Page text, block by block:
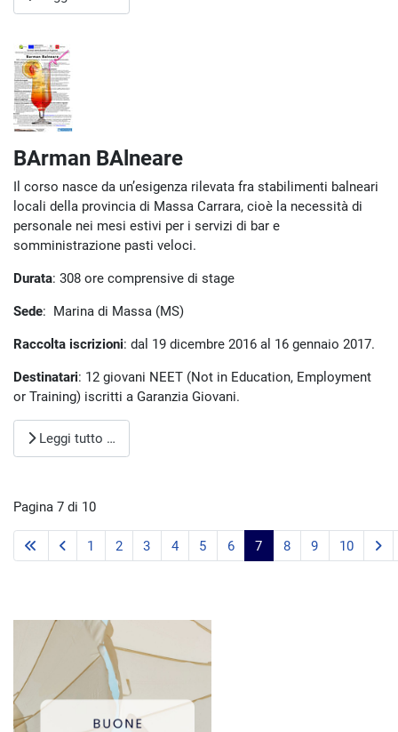
BArman BAlneare
Il corso nasce da un’esigenza rilevata fra stabilimenti balneari
locali della provincia di Massa Carrara, cioè la necessità di
personale nei mesi estivi per i servizi di bar e
somministrazione pasti veloci.
Durata: 308 ore comprensive di stage
Sede: Marina di Massa (MS)
Raccolta iscrizioni: dal 19 dicembre 2016 al 16 gennaio 2017.
Destinatari: 12 giovani NEET (Not in Education, Employment
or Training) iscritti a Garanzia Giovani.
Leggi tutto …
Pagina 7 di 10
1 2 3 4 5 6 7 8 9 10